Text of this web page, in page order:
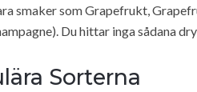
smaker som Grapefrukt,
Du hittar inga sådana
Sorterna